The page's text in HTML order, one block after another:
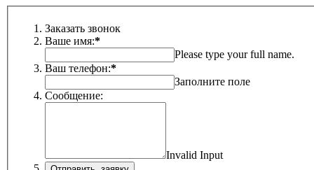
Заказать звонок
Ваше имя:*
Please type your full name.
Ваш телефон:*
Заполните поле
Сообщение:
Invalid Input